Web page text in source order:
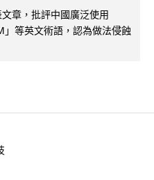
章，批評中國廣泛使用
」等英文術語，認為做法侵蝕